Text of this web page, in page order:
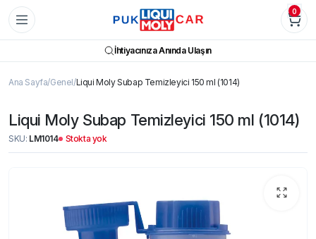
0
İhtiyacınıza Anında Ulaşın
Ana Sayfa Genel Liqui Moly Subap Temizleyici 150 ml (1014)
Liqui Moly Subap Temizleyici 150 ml (1014)
SKU: LM1014 Stokta yok